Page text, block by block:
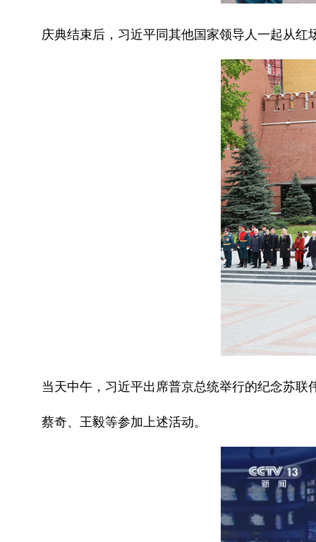
庆典结束后，习近平同其他国家领导人一起从
当天中午，习近平出席普京总统举行的纪念苏联
蔡奇、王毅等参加上述活动。